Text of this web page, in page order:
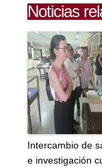
Noticias
Intercambio de
e investigación